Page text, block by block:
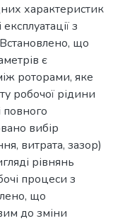
характеристик
з
що
є
роторами, яке
робочої рідини
повного
вибір
витрата, зазор)
рівнянь
процеси з
що
до зміни